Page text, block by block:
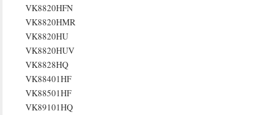
VK8820HFN
VK8820HMR
VK8820HU
VK8820HUV
VK8828HQ
VK88401HF
VK88501HF
VK89101HQ